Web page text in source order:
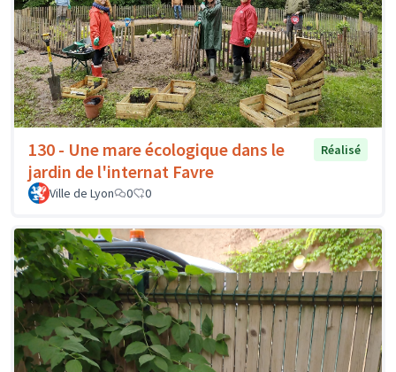
130 - Une mare écologique dans le
jardin de l'internat Favre
Réalisé
Ville de Lyon 0 0